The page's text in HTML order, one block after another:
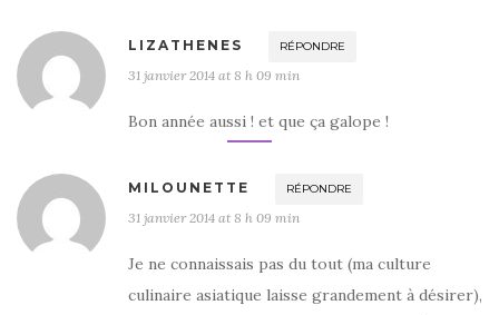
LIZATHENES RÉPONDRE
31 janvier 2014 at 8 h 09 min
Bon année aussi ! et que ça galope !
MILOUNETTE RÉPONDRE
31 janvier 2014 at 8 h 09 min
Je ne connaissais pas du tout (ma culture
culinaire asiatique laisse grandement à désirer),